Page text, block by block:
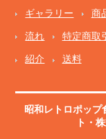
ギャラリー 商
流れ 特定商取
紹介 送料
昭和レトロポップ
ト ・